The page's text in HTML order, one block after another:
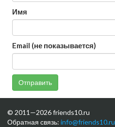
Имя
Email (не показывается)
Отправить
© 2011—2026 friends10.ru
Обратная связь: info@friends10.ru